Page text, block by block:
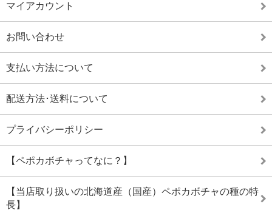
マイアカウント
お問い合わせ
支払い方法について
配送方法･送料について
プライバシーポリシー
【ペポカボチャってなに？】
【当店取り扱いの北海道産（国産）ペポカボチャの種の特
長】